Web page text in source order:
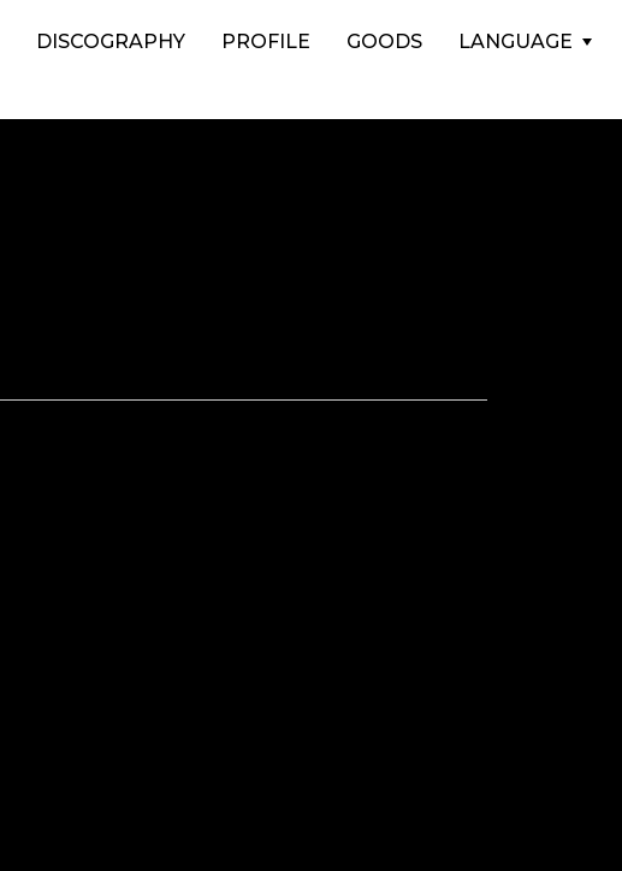
DISCOGRAPHY PROFILE GOODS LANGUAGE